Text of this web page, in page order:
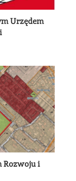
Urzędem
Rozwoju i